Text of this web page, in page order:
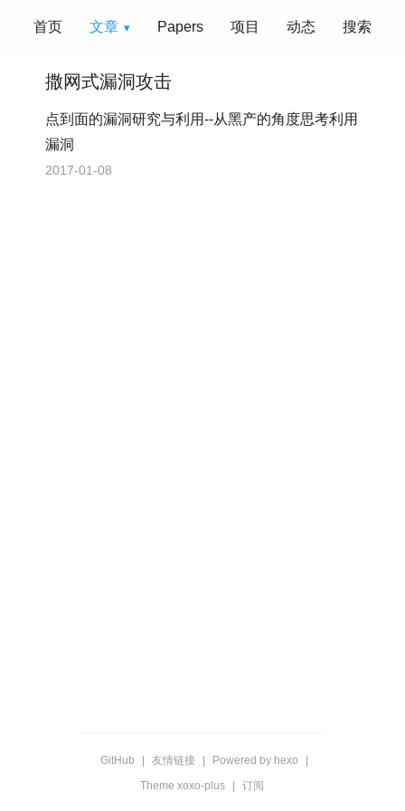
首页 文章 Papers 项目 动态 搜索
撒网式漏洞攻击
点到面的漏洞研究与利用--从黑产的角度思考利用
漏洞
2017-01-08
GitHub 友情链接 Powered by hexo
Theme xoxo-plus
订阅